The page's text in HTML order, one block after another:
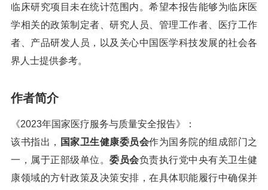
临床研究项目未在统计范围内。希望本报告能够为临床医
学相关的政策制定者、研究人员、管理工作者、医疗工作
者、产品研发人员，以及关心中国医学科技发展的社会各
界人士提供参考。
作者简介
《2023年国家医疗服务与质量安全报告》：
该书指出，
国家卫生健康委员会作为国务院的组成部门之
一，属于正部级单位。 委员会负责执行党中央有关卫生健
康领域的方针政策及决策安排，在具体职能履行中确保并